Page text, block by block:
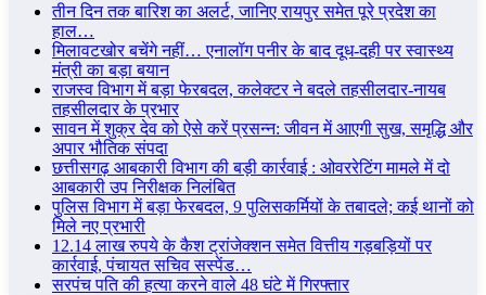
तीन दिन तक बारिश का अलर्ट, जानिए रायपुर समेत पूरे प्रदेश का
हाल…
मिलावटखोर बचेंगे नहीं… एनालॉग पनीर के बाद दूध-दही पर स्वास्थ्य
मंत्री का बड़ा बयान
राजस्व विभाग में बड़ा फेरबदल, कलेक्टर ने बदले तहसीलदार-नायब
तहसीलदार के प्रभार
सावन में शुक्र देव को ऐसे करें प्रसन्न: जीवन में आएगी सुख, समृद्धि और
अपार भौतिक संपदा
छत्तीसगढ़ आबकारी विभाग की बड़ी कार्रवाई : ओवररेटिंग मामले में दो
आबकारी उप निरीक्षक निलंबित
पुलिस विभाग में बड़ा फेरबदल, 9 पुलिसकर्मियों के तबादले; कई थानों को
मिले नए प्रभारी
12.14 लाख रुपये के कैश ट्रांजेक्शन समेत वित्तीय गड़बड़ियों पर
कार्रवाई, पंचायत सचिव सस्पेंड…
सरपंच पति की हत्या करने वाले 48 घंटे में गिरफ्तार